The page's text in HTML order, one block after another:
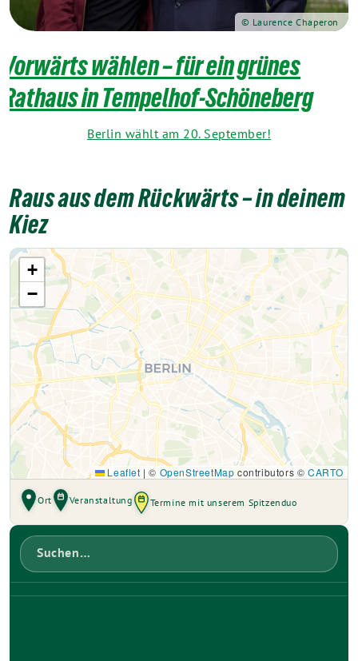
Vorwärts wählen – für ein grünes
Rathaus in Tempelhof-Schöneberg
Berlin wählt am 20. September!
© Laurence Chaperon
Raus aus dem Rückwärts – in deinem
Kiez
+
−
Leaflet | © OpenStreetMap contributors © CARTO
Ort Veranstaltung Termine mit unserem Spitzenduo